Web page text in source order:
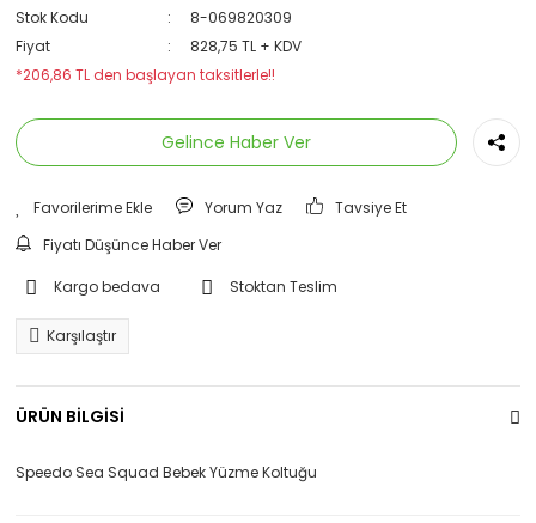
Stok Kodu
8-069820309
Fiyat
828,75 TL + KDV
*206,86 TL den başlayan taksitlerle!!
Gelince Haber Ver
Yorum Yaz
Tavsiye Et
Fiyatı Düşünce Haber Ver
Kargo bedava Stoktan Teslim
Karşılaştır
ÜRÜN BİLGİSİ
Speedo Sea Squad Bebek Yüzme Koltuğu